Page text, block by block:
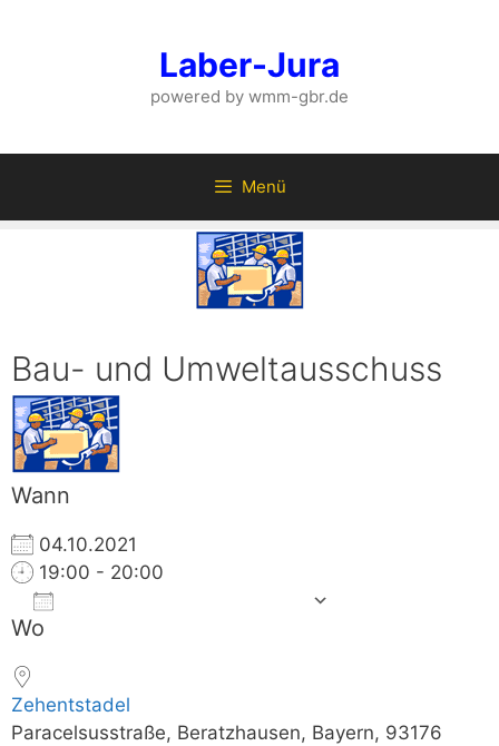
Laber-Jura
powered by wmm-gbr.de
Menü
Bau- und Umweltausschuss
Wann
04.10.2021
19:00 - 20:00
Wo
Zehentstadel
Paracelsusstraße, Beratzhausen, Bayern, 93176